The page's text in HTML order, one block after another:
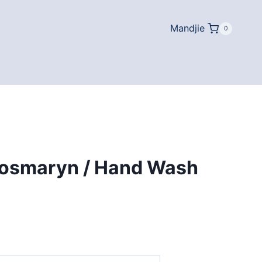
Mandjie 0
/ Hand Wash